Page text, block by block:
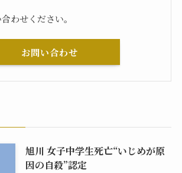
わせください。
お問い合わせ
旭川 女子中学生死亡“いじめが原
因の自殺”認定